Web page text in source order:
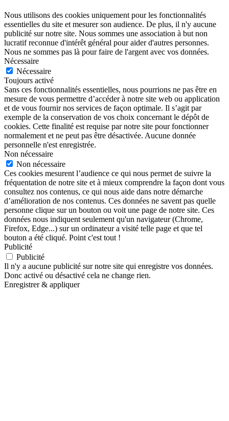
Nous utilisons des cookies uniquement pour les fonctionnalités
essentielles du site et mesurer son audience. De plus, il n'y aucune
publicité sur notre site. Nous sommes une association à but non
lucratif reconnue d'intérêt général pour aider d'autres personnes.
Nous ne sommes pas là pour faire de l'argent avec vos données.
Nécessaire
Nécessaire
Toujours activé
Sans ces fonctionnalités essentielles, nous pourrions ne pas être en
mesure de vous permettre d’accéder à notre site web ou application
et de vous fournir nos services de façon optimale. Il s’agit par
exemple de la conservation de vos choix concernant le dépôt de
cookies. Cette finalité est requise par notre site pour fonctionner
normalement et ne peut pas être désactivée. Aucune donnée
personnelle n'est enregistrée.
Non nécessaire
Non nécessaire
Ces cookies mesurent l’audience ce qui nous permet de suivre la
fréquentation de notre site et à mieux comprendre la façon dont vous
consultez nos contenus, ce qui nous aide dans notre démarche
d’amélioration de nos contenus. Ces données ne savent pas quelle
personne clique sur un bouton ou voit une page de notre site. Ces
données nous indiquent seulement qu'un navigateur (Chrome,
Firefox, Edge...) sur un ordinateur a visité telle page et que tel
bouton a été cliqué. Point c'est tout !
Publicité
Publicité
Il n'y a aucune publicité sur notre site qui enregistre vos données.
Donc activé ou désactivé cela ne change rien.
Enregistrer & appliquer